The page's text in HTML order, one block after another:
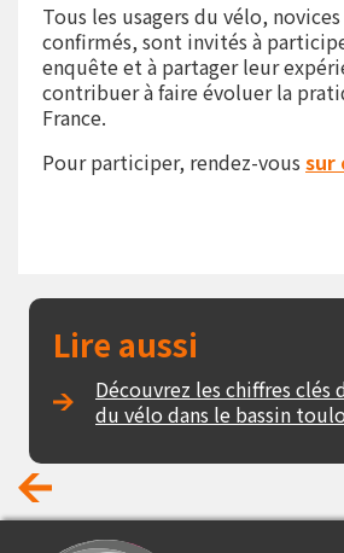
Tous les usagers du vélo,
confirmés, sont invités à
enquête et à partager leur
contribuer à faire évoluer la
France.
Pour participer, rendez-vous sur
Lire aussi
Découvrez les chiffres clés
du vélo dans le bassin